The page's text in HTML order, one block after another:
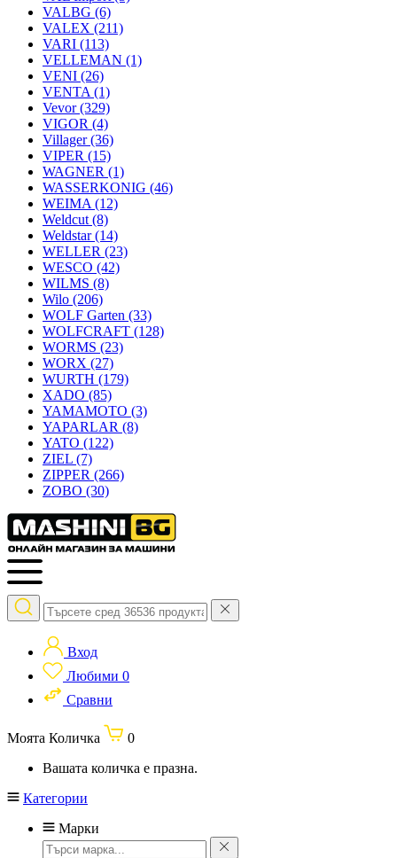
VALBG (6)
VALEX (211)
VARI (113)
VELLEMAN (1)
VENI (26)
VENTA (1)
Vevor(329)
VIGOR (4)
Villager(36)
VIPER (15)
WAGNER (1)
WASSERKONIG (46)
WEIMA (12)
Weldcut (8)
Weldstar(14)
WELLER (23)
WESCO (42)
WILMS (8)
Wilo (206)
WOLF Garten (33)
WOLFCRAFT (128)
WORMS (23)
WORX (27)
WURTH (179)
XADO (85)
YAMAMOTO (3)
YAPARLAR (8)
YATO (122)
ZIEL (7)
ZIPPER (266)
ZOBO (30)
Вход
Любими 0
Сравни
Моята Количка
0
Вашата количка е празна.
Категории
Марки